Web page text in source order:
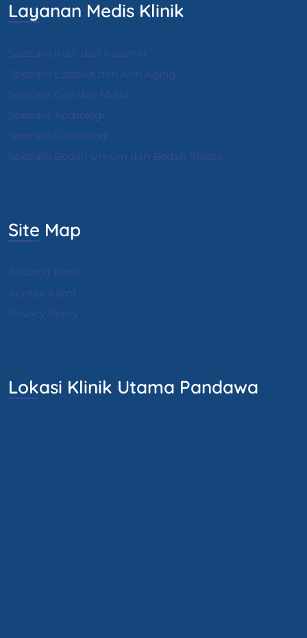
Layanan Medis Klinik
Spesialis Kulit dan Kelamin
Spesialis Estetika dan Anti Aging
Spesialis Gigi dan Mulut
Spesialis Andrologi
Spesialis Ginekologi
Spesialis Bedah Umum dan Bedah Plastik
Site Map
Tentang Klinik
Kontak Kami
Privacy Policy
Lokasi Klinik Utama Pandawa